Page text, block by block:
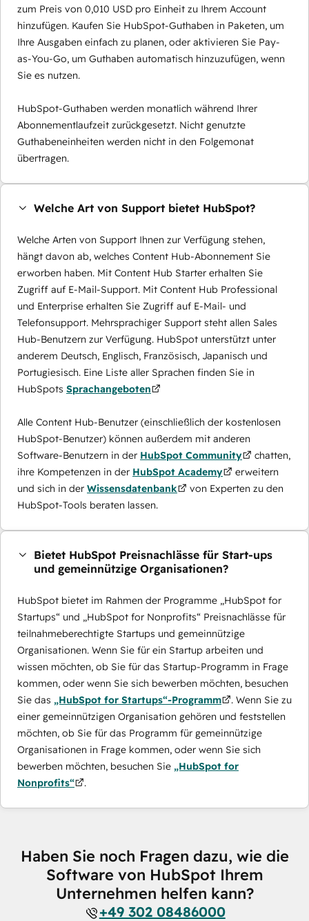
zum Preis von 0,010 USD pro Einheit zu Ihrem Account
hinzufügen. Kaufen Sie HubSpot-Guthaben in Paketen, um
Ihre Ausgaben einfach zu planen, oder aktivieren Sie Pay-
as-You-Go, um Guthaben automatisch hinzuzufügen, wenn
Sie es nutzen.
HubSpot-Guthaben werden monatlich während Ihrer
Abonnementlaufzeit zurückgesetzt. Nicht genutzte
Guthabeneinheiten werden nicht in den Folgemonat
übertragen.
Welche Art von Support bietet HubSpot?
Welche Arten von Support Ihnen zur Verfügung stehen,
hängt davon ab, welches Content Hub-Abonnement Sie
erworben haben. Mit Content Hub Starter erhalten Sie
Zugriff auf E-Mail-Support. Mit Content Hub Professional
und Enterprise erhalten Sie Zugriff auf E-Mail- und
Telefonsupport. Mehrsprachiger Support steht allen Sales
Hub-Benutzern zur Verfügung. HubSpot unterstützt unter
anderem Deutsch, Englisch, Französisch, Japanisch und
Portugiesisch. Eine Liste aller Sprachen finden Sie in
HubSpots Sprachangeboten
Alle Content Hub-Benutzer (einschließlich der kostenlosen
HubSpot-Benutzer) können außerdem mit anderen
Software-Benutzern in der HubSpot Community
chatten,
ihre Kompetenzen in der HubSpot Academy
erweitern
und sich in der Wissensdatenbank
von Experten zu den
HubSpot-Tools beraten lassen.
Bietet HubSpot Preisnachlässe für Start-ups
und gemeinnützige Organisationen?
HubSpot bietet im Rahmen der Programme „HubSpot for
Startups“ und „HubSpot for Nonprofits“ Preisnachlässe für
teilnahmeberechtigte Startups und gemeinnützige
Organisationen. Wenn Sie für ein Startup arbeiten und
wissen möchten, ob Sie für das Startup-Programm in Frage
kommen, oder wenn Sie sich bewerben möchten, besuchen
Sie das „HubSpot for Startups“-Programm
. Wenn Sie zu
einer gemeinnützigen Organisation gehören und feststellen
möchten, ob Sie für das Programm für gemeinnützige
Organisationen in Frage kommen, oder wenn Sie sich
bewerben möchten, besuchen Sie „HubSpot for
Nonprofits“
.
Haben Sie noch Fragen dazu, wie die
Software von HubSpot Ihrem
Unternehmen helfen kann?
+49 302 08486000